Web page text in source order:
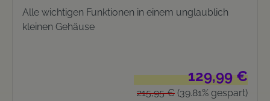
Alle wichtigen Funktionen in einem unglaublich
kleinen Gehäuse
Verkaufspreis:129,99 €
Regulärer Preis:
215,95 € (39.81% gespart)